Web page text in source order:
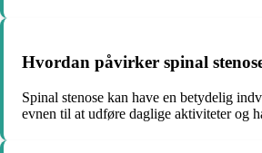
Hvordan påvirker spinal
Spinal stenose kan have en betydelig
evnen til at udføre daglige aktiviteter og